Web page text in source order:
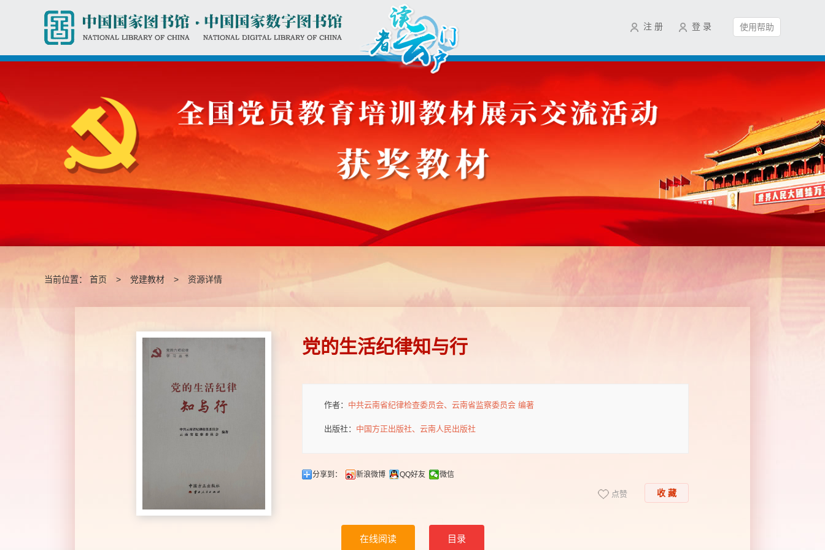
使用帮助
登 录
注 册
当前位置： 首页 > 党建教材 > 资源详情
党的生活纪律知与行
作者： 中共云南省纪律检查委员会、云南省监察委员会 编著
出版社： 中国方正出版社、云南人民出版社
分享到： 新浪微博 QQ好友 微信
收 藏
点赞